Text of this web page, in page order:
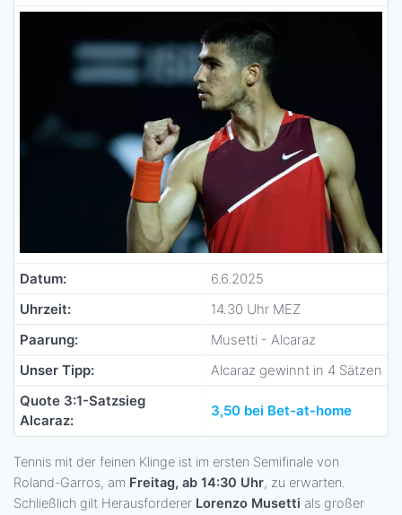
Datum:
6.6.2025
Uhrzeit:
14.30 Uhr MEZ
Paarung:
Musetti - Alcaraz
Unser Tipp:
Alcaraz gewinnt in 4 Sätzen
Quote 3:1-Satzsieg
Alcaraz:
3,50 bei Bet-at-home
Tennis mit der feinen Klinge ist im ersten Semifinale von
Roland-Garros, am Freitag, ab 14:30 Uhr, zu erwarten.
Schließlich gilt Herausforderer Lorenzo Musetti als großer